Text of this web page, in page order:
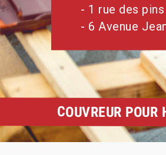
- 1 rue des
- 6 Avenue
COUVREUR